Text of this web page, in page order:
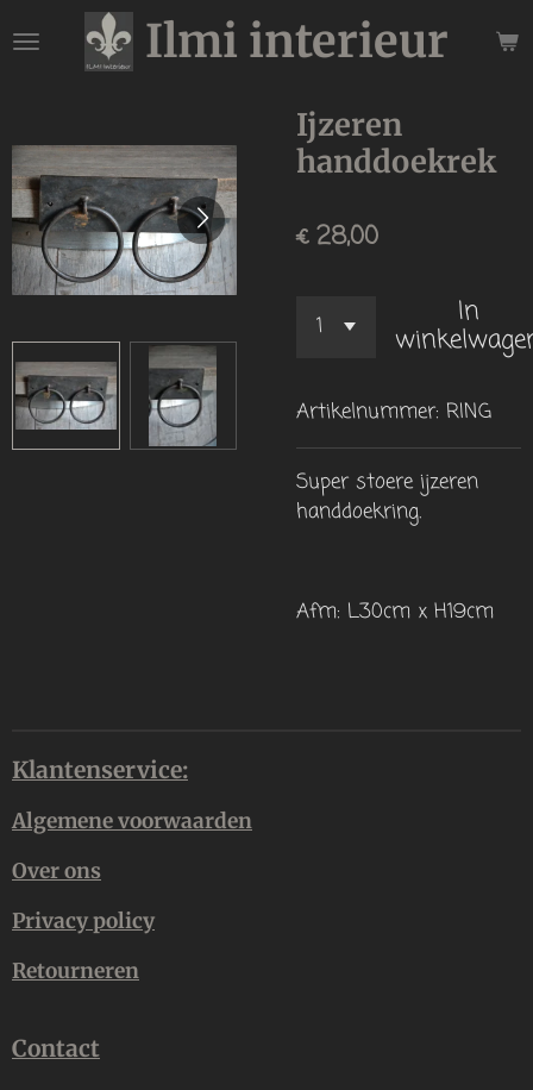
direct
hoofdinhoud
Ilmi interieur
Ijzeren
handdoekrek
€ 28,00
In
Artikelnummer: RING
Super stoere ijzeren
handdoekring.
Afm: L30cm x H19cm
Klantenservice:
Algemene voorwaarden
Over ons
Privacy policy
Retourneren
Contact